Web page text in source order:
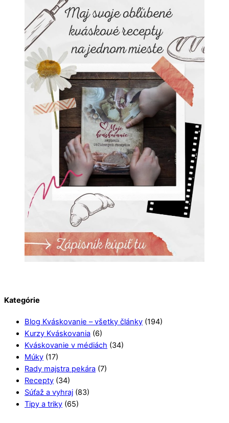
Kategórie
Blog Kváskovanie – všetky články (194)
Kurzy Kváskovania (6)
Kváskovanie v médiách (34)
Múky (17)
Rady majstra pekára (7)
Recepty (34)
Súťaž a vyhraj (83)
Tipy a triky (65)